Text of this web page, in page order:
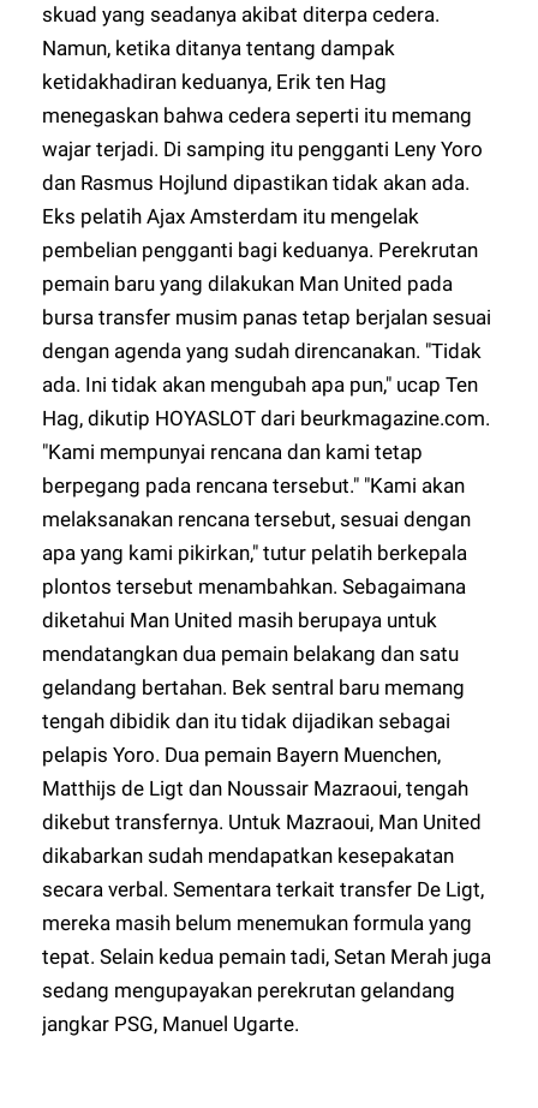
skuad yang seadanya akibat diterpa cedera.
Namun, ketika ditanya tentang dampak
ketidakhadiran keduanya, Erik ten Hag
menegaskan bahwa cedera seperti itu memang
wajar terjadi. Di samping itu pengganti Leny Yoro
dan Rasmus Hojlund dipastikan tidak akan ada.
Eks pelatih Ajax Amsterdam itu mengelak
pembelian pengganti bagi keduanya. Perekrutan
pemain baru yang dilakukan Man United pada
bursa transfer musim panas tetap berjalan sesuai
dengan agenda yang sudah direncanakan. "Tidak
ada. Ini tidak akan mengubah apa pun," ucap Ten
Hag, dikutip HOYASLOTdari beurkmagazine.com.
"Kami mempunyai rencana dan kami tetap
berpegang pada rencana tersebut." "Kami akan
melaksanakan rencana tersebut, sesuai dengan
apa yang kami pikirkan," tutur pelatih berkepala
plontos tersebut menambahkan. Sebagaimana
diketahui Man United masih berupaya untuk
mendatangkan dua pemain belakang dan satu
gelandang bertahan. Bek sentral baru memang
tengah dibidik dan itu tidak dijadikan sebagai
pelapis Yoro. Dua pemain Bayern Muenchen,
Matthijs de Ligt dan Noussair Mazraoui, tengah
dikebut transfernya. Untuk Mazraoui, Man United
dikabarkan sudah mendapatkan kesepakatan
secara verbal. Sementara terkait transfer De Ligt,
mereka masih belum menemukan formula yang
tepat. Selain kedua pemain tadi, Setan Merah juga
sedang mengupayakan perekrutan gelandang
jangkar PSG, Manuel Ugarte.